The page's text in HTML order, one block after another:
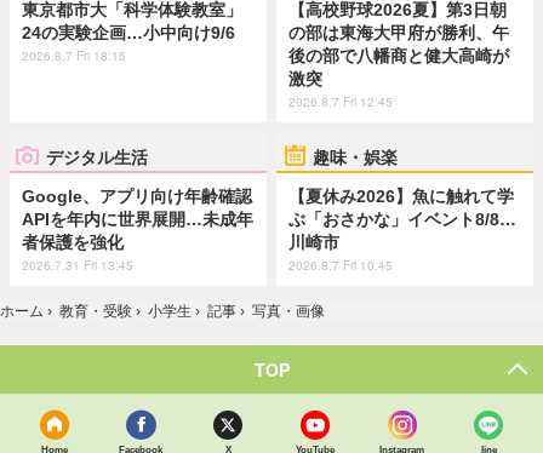
東京都市大「科学体験教室」
24の実験企画…小中向け9/6
2026.8.7 Fri 18:15
【高校野球2026夏】第3日朝
の部は東海大甲府が勝利、午
後の部で八幡商と健大高崎が
激突
2026.8.7 Fri 12:45
デジタル生活
Google、アプリ向け年齢確認
APIを年内に世界展開…未成年
者保護を強化
2026.7.31 Fri 13:45
趣味・娯楽
【夏休み2026】魚に触れて学
ぶ「おさかな」イベント8/8…
川崎市
2026.8.7 Fri 10:45
ホーム › 教育・受験 › 小学生 › 記事 › 写真・画像
TOP
Home Facebook X YouTube Instagram line